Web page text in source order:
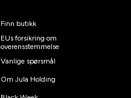
Finn butikk
EUs forsikring om
overensstemmelse
Vanlige spørsmål
Om Jula Holding